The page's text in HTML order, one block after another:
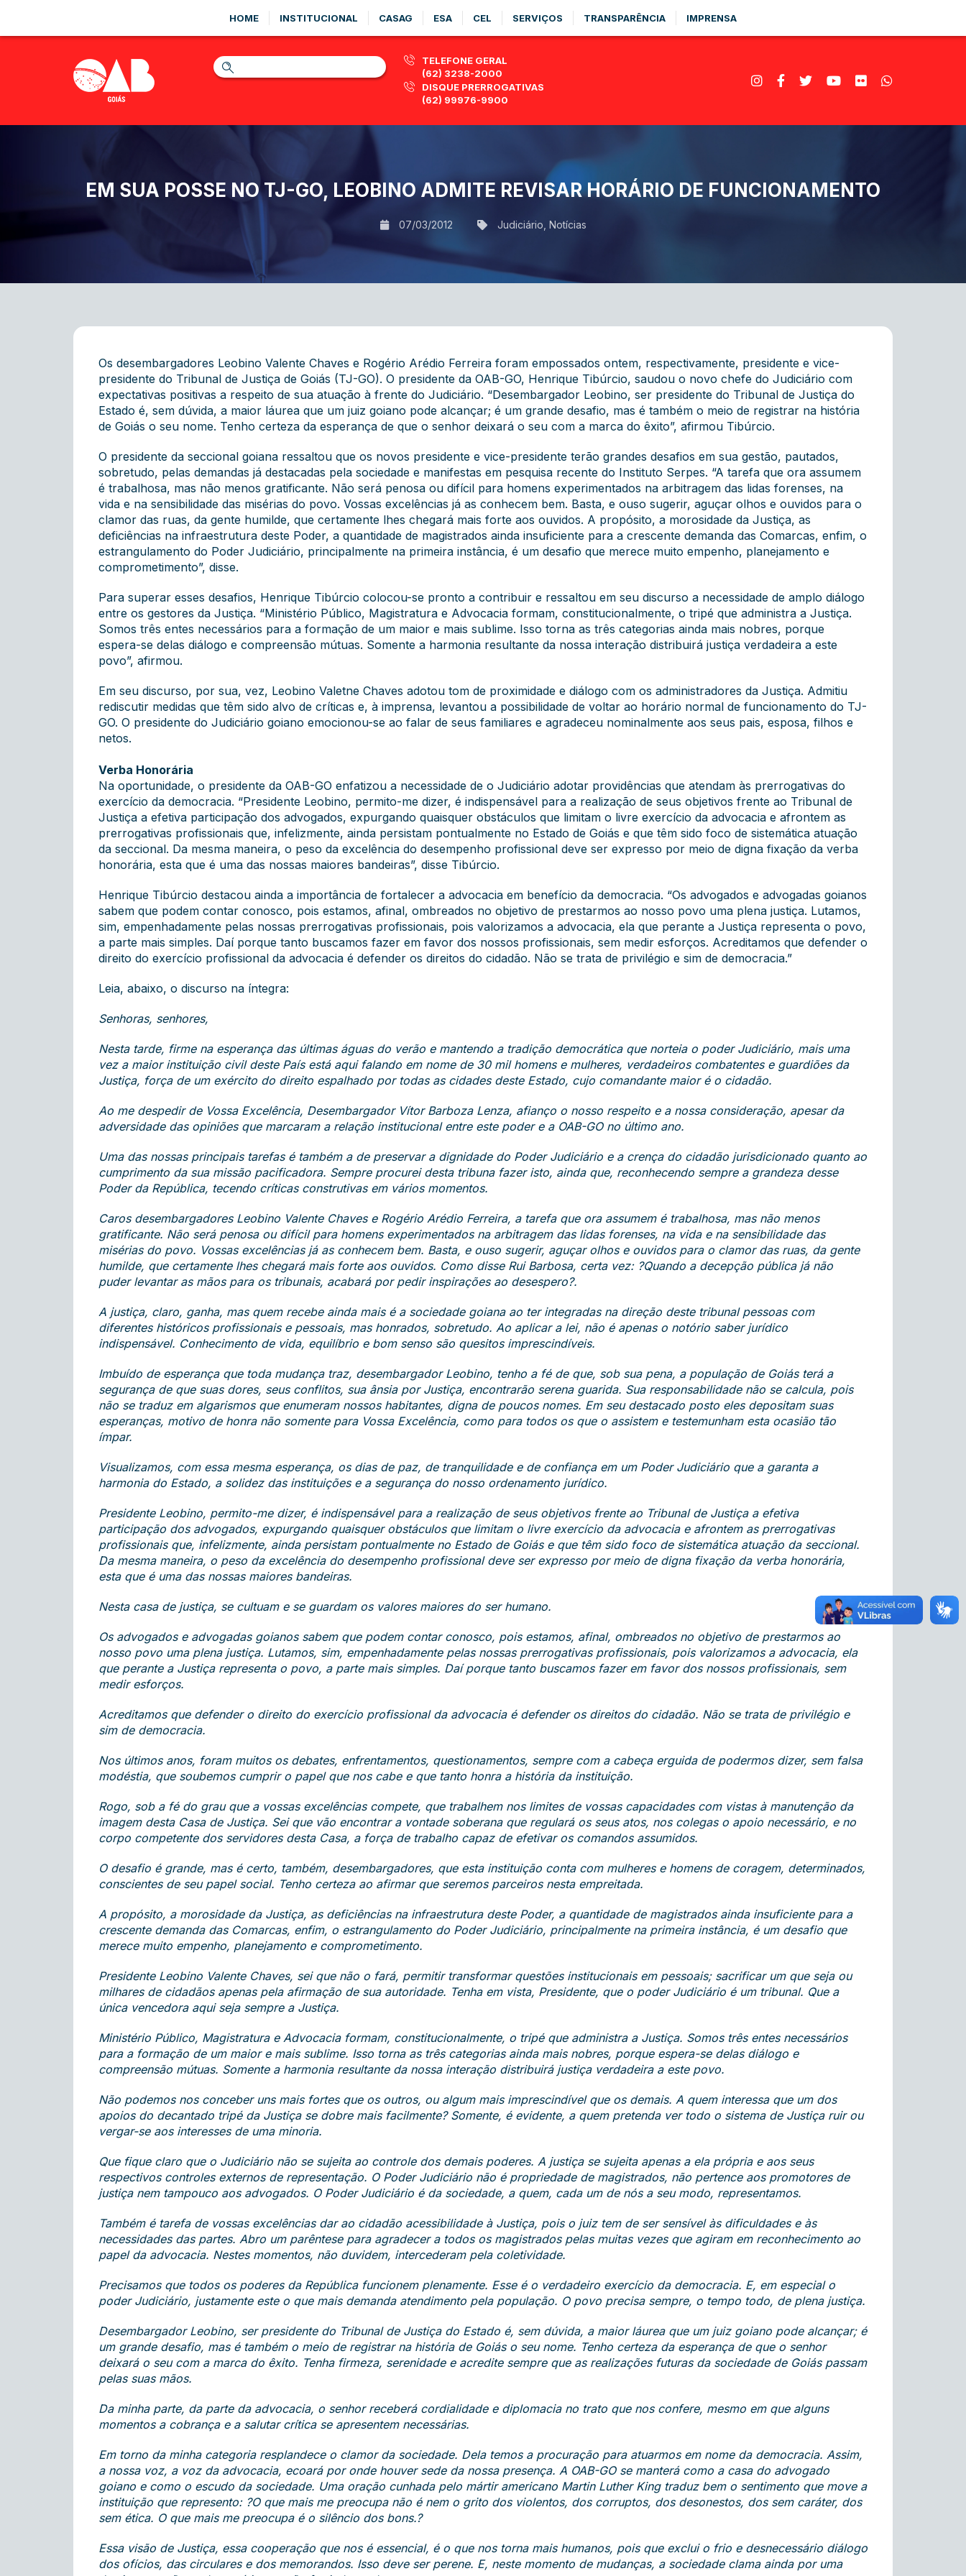
HOME INSTITUCIONAL CASAG ESA CEL SERVIÇOS TRANSPARÊNCIA IMPRENSA
TELEFONE GERAL
(62) 3238-2000
DISQUE PRERROGATIVAS
(62) 99976-9900
EM SUA POSSE NO TJ-GO, LEOBINO ADMITE REVISAR HORÁRIO DE FUNCIONAMENTO
07/03/2012 Judiciário Notícias
Os desembargadores Leobino Valente Chaves e Rogério Arédio Ferreira foram empossados ontem, respectivamente, presidente e vice-
presidente do Tribunal de Justiça de Goiás (TJ-GO). O presidente da OAB-GO, Henrique Tibúrcio, saudou o novo chefe do Judiciário com
expectativas positivas a respeito de sua atuação à frente do Judiciário. “Desembargador Leobino, ser presidente do Tribunal de Justiça do
Estado é, sem dúvida, a maior láurea que um juiz goiano pode alcançar; é um grande desafio, mas é também o meio de registrar na história
de Goiás o seu nome. Tenho certeza da esperança de que o senhor deixará o seu com a marca do êxito”, afirmou Tibúrcio.
O presidente da seccional goiana ressaltou que os novos presidente e vice-presidente terão grandes desafios em sua gestão, pautados,
sobretudo, pelas demandas já destacadas pela sociedade e manifestas em pesquisa recente do Instituto Serpes. “A tarefa que ora assumem
é trabalhosa, mas não menos gratificante. Não será penosa ou difícil para homens experimentados na arbitragem das lidas forenses, na
vida e na sensibilidade das misérias do povo. Vossas excelências já as conhecem bem. Basta, e ouso sugerir, aguçar olhos e ouvidos para o
clamor das ruas, da gente humilde, que certamente lhes chegará mais forte aos ouvidos. A propósito, a morosidade da Justiça, as
deficiências na infraestrutura deste Poder, a quantidade de magistrados ainda insuficiente para a crescente demanda das Comarcas, enfim, o
estrangulamento do Poder Judiciário, principalmente na primeira instância, é um desafio que merece muito empenho, planejamento e
comprometimento”, disse.
Para superar esses desafios, Henrique Tibúrcio colocou-se pronto a contribuir e ressaltou em seu discurso a necessidade de amplo diálogo
entre os gestores da Justiça. “Ministério Público, Magistratura e Advocacia formam, constitucionalmente, o tripé que administra a Justiça.
Somos três entes necessários para a formação de um maior e mais sublime. Isso torna as três categorias ainda mais nobres, porque
espera-se delas diálogo e compreensão mútuas. Somente a harmonia resultante da nossa interação distribuirá justiça verdadeira a este
povo”, afirmou.
Em seu discurso, por sua, vez, Leobino Valetne Chaves adotou tom de proximidade e diálogo com os administradores da Justiça. Admitiu
rediscutir medidas que têm sido alvo de críticas e, à imprensa, levantou a possibilidade de voltar ao horário normal de funcionamento do TJ-
GO. O presidente do Judiciário goiano emocionou-se ao falar de seus familiares e agradeceu nominalmente aos seus pais, esposa, filhos e
netos.
Verba Honorária
Na oportunidade, o presidente da OAB-GO enfatizou a necessidade de o Judiciário adotar providências que atendam às prerrogativas do
exercício da democracia. “Presidente Leobino, permito-me dizer, é indispensável para a realização de seus objetivos frente ao Tribunal de
Justiça a efetiva participação dos advogados, expurgando quaisquer obstáculos que limitam o livre exercício da advocacia e afrontem as
prerrogativas profissionais que, infelizmente, ainda persistam pontualmente no Estado de Goiás e que têm sido foco de sistemática atuação
da seccional. Da mesma maneira, o peso da excelência do desempenho profissional deve ser expresso por meio de digna fixação da verba
honorária, esta que é uma das nossas maiores bandeiras”, disse Tibúrcio.
Henrique Tibúrcio destacou ainda a importância de fortalecer a advocacia em benefício da democracia. “Os advogados e advogadas goianos
sabem que podem contar conosco, pois estamos, afinal, ombreados no objetivo de prestarmos ao nosso povo uma plena justiça. Lutamos,
sim, empenhadamente pelas nossas prerrogativas profissionais, pois valorizamos a advocacia, ela que perante a Justiça representa o povo,
a parte mais simples. Daí porque tanto buscamos fazer em favor dos nossos profissionais, sem medir esforços. Acreditamos que defender o
direito do exercício profissional da advocacia é defender os direitos do cidadão. Não se trata de privilégio e sim de democracia.”
Leia, abaixo, o discurso na íntegra:
Senhoras, senhores,
Nesta tarde, firme na esperança das últimas águas do verão e mantendo a tradição democrática que norteia o poder Judiciário, mais uma
vez a maior instituição civil deste País está aqui falando em nome de 30 mil homens e mulheres, verdadeiros combatentes e guardiões da
Justiça, força de um exército do direito espalhado por todas as cidades deste Estado, cujo comandante maior é o cidadão.
Ao me despedir de Vossa Excelência, Desembargador Vítor Barboza Lenza, afianço o nosso respeito e a nossa consideração, apesar da
adversidade das opiniões que marcaram a relação institucional entre este poder e a OAB-GO no último ano.
Uma das nossas principais tarefas é também a de preservar a dignidade do Poder Judiciário e a crença do cidadão jurisdicionado quanto ao
cumprimento da sua missão pacificadora. Sempre procurei desta tribuna fazer isto, ainda que, reconhecendo sempre a grandeza desse
Poder da República, tecendo críticas construtivas em vários momentos.
Caros desembargadores Leobino Valente Chaves e Rogério Arédio Ferreira, a tarefa que ora assumem é trabalhosa, mas não menos
gratificante. Não será penosa ou difícil para homens experimentados na arbitragem das lidas forenses, na vida e na sensibilidade das
misérias do povo. Vossas excelências já as conhecem bem. Basta, e ouso sugerir, aguçar olhos e ouvidos para o clamor das ruas, da gente
humilde, que certamente lhes chegará mais forte aos ouvidos. Como disse Rui Barbosa, certa vez: ?Quando a decepção pública já não
puder levantar as mãos para os tribunais, acabará por pedir inspirações ao desespero?.
A justiça, claro, ganha, mas quem recebe ainda mais é a sociedade goiana ao ter integradas na direção deste tribunal pessoas com
diferentes históricos profissionais e pessoais, mas honrados, sobretudo. Ao aplicar a lei, não é apenas o notório saber jurídico
indispensável. Conhecimento de vida, equilíbrio e bom senso são quesitos imprescindíveis.
Imbuído de esperança que toda mudança traz, desembargador Leobino, tenho a fé de que, sob sua pena, a população de Goiás terá a
segurança de que suas dores, seus conflitos, sua ânsia por Justiça, encontrarão serena guarida. Sua responsabilidade não se calcula, pois
não se traduz em algarismos que enumeram nossos habitantes, digna de poucos nomes. Em seu destacado posto eles depositam suas
esperanças, motivo de honra não somente para Vossa Excelência, como para todos os que o assistem e testemunham esta ocasião tão
ímpar.
Visualizamos, com essa mesma esperança, os dias de paz, de tranquilidade e de confiança em um Poder Judiciário que a garanta a
harmonia do Estado, a solidez das instituições e a segurança do nosso ordenamento jurídico.
Presidente Leobino, permito-me dizer, é indispensável para a realização de seus objetivos frente ao Tribunal de Justiça a efetiva
participação dos advogados, expurgando quaisquer obstáculos que limitam o livre exercício da advocacia e afrontem as prerrogativas
profissionais que, infelizmente, ainda persistam pontualmente no Estado de Goiás e que têm sido foco de sistemática atuação da seccional.
Da mesma maneira, o peso da excelência do desempenho profissional deve ser expresso por meio de digna fixação da verba honorária,
esta que é uma das nossas maiores bandeiras.
Nesta casa de justiça, se cultuam e se guardam os valores maiores do ser humano.
Os advogados e advogadas goianos sabem que podem contar conosco, pois estamos, afinal, ombreados no objetivo de prestarmos ao
nosso povo uma plena justiça. Lutamos, sim, empenhadamente pelas nossas prerrogativas profissionais, pois valorizamos a advocacia, ela
que perante a Justiça representa o povo, a parte mais simples. Daí porque tanto buscamos fazer em favor dos nossos profissionais, sem
medir esforços.
Acreditamos que defender o direito do exercício profissional da advocacia é defender os direitos do cidadão. Não se trata de privilégio e
sim de democracia.
Nos últimos anos, foram muitos os debates, enfrentamentos, questionamentos, sempre com a cabeça erguida de podermos dizer, sem falsa
modéstia, que soubemos cumprir o papel que nos cabe e que tanto honra a história da instituição.
Rogo, sob a fé do grau que a vossas excelências compete, que trabalhem nos limites de vossas capacidades com vistas à manutenção da
imagem desta Casa de Justiça. Sei que vão encontrar a vontade soberana que regulará os seus atos, nos colegas o apoio necessário, e no
corpo competente dos servidores desta Casa, a força de trabalho capaz de efetivar os comandos assumidos.
O desafio é grande, mas é certo, também, desembargadores, que esta instituição conta com mulheres e homens de coragem, determinados,
conscientes de seu papel social. Tenho certeza ao afirmar que seremos parceiros nesta empreitada.
A propósito, a morosidade da Justiça, as deficiências na infraestrutura deste Poder, a quantidade de magistrados ainda insuficiente para a
crescente demanda das Comarcas, enfim, o estrangulamento do Poder Judiciário, principalmente na primeira instância, é um desafio que
merece muito empenho, planejamento e comprometimento.
Presidente Leobino Valente Chaves, sei que não o fará, permitir transformar questões institucionais em pessoais; sacrificar um que seja ou
milhares de cidadãos apenas pela afirmação de sua autoridade. Tenha em vista, Presidente, que o poder Judiciário é um tribunal. Que a
única vencedora aqui seja sempre a Justiça.
Ministério Público, Magistratura e Advocacia formam, constitucionalmente, o tripé que administra a Justiça. Somos três entes necessários
para a formação de um maior e mais sublime. Isso torna as três categorias ainda mais nobres, porque espera-se delas diálogo e
compreensão mútuas. Somente a harmonia resultante da nossa interação distribuirá justiça verdadeira a este povo.
Não podemos nos conceber uns mais fortes que os outros, ou algum mais imprescindível que os demais. A quem interessa que um dos
apoios do decantado tripé da Justiça se dobre mais facilmente? Somente, é evidente, a quem pretenda ver todo o sistema de Justiça ruir ou
vergar-se aos interesses de uma minoria.
Que fique claro que o Judiciário não se sujeita ao controle dos demais poderes. A justiça se sujeita apenas a ela própria e aos seus
respectivos controles externos de representação. O Poder Judiciário não é propriedade de magistrados, não pertence aos promotores de
justiça nem tampouco aos advogados. O Poder Judiciário é da sociedade, a quem, cada um de nós a seu modo, representamos.
Também é tarefa de vossas excelências dar ao cidadão acessibilidade à Justiça, pois o juiz tem de ser sensível às dificuldades e às
necessidades das partes. Abro um parêntese para agradecer a todos os magistrados pelas muitas vezes que agiram em reconhecimento ao
papel da advocacia. Nestes momentos, não duvidem, intercederam pela coletividade.
Precisamos que todos os poderes da República funcionem plenamente. Esse é o verdadeiro exercício da democracia. E, em especial o
poder Judiciário, justamente este o que mais demanda atendimento pela população. O povo precisa sempre, o tempo todo, de plena justiça.
Desembargador Leobino, ser presidente do Tribunal de Justiça do Estado é, sem dúvida, a maior láurea que um juiz goiano pode alcançar; é
um grande desafio, mas é também o meio de registrar na história de Goiás o seu nome. Tenho certeza da esperança de que o senhor
deixará o seu com a marca do êxito. Tenha firmeza, serenidade e acredite sempre que as realizações futuras da sociedade de Goiás passam
pelas suas mãos.
Da minha parte, da parte da advocacia, o senhor receberá cordialidade e diplomacia no trato que nos confere, mesmo em que alguns
momentos a cobrança e a salutar crítica se apresentem necessárias.
Em torno da minha categoria resplandece o clamor da sociedade. Dela temos a procuração para atuarmos em nome da democracia. Assim,
a nossa voz, a voz da advocacia, ecoará por onde houver sede da nossa presença. A OAB-GO se manterá como a casa do advogado
goiano e como o escudo da sociedade. Uma oração cunhada pelo mártir americano Martin Luther King traduz bem o sentimento que move a
instituição que represento: ?O que mais me preocupa não é nem o grito dos violentos, dos corruptos, dos desonestos, dos sem caráter, dos
sem ética. O que mais me preocupa é o silêncio dos bons.?
Essa visão de Justiça, essa cooperação que nos é essencial, é o que nos torna mais humanos, pois que exclui o frio e desnecessário diálogo
dos ofícios, das circulares e dos memorandos. Isso deve ser perene. E, neste momento de mudanças, a sociedade clama ainda por uma